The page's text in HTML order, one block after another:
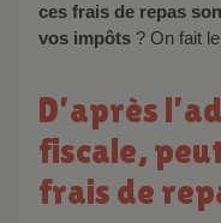
ces frais de repas
vos impôts ? On fait
D’après l’administration
fiscale,
frais de